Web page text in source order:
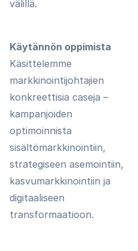
välillä.
Käytännön oppimista
Käsittelemme
markkinointijohtajien
konkreettisia caseja –
kampanjoiden
optimoinnista
sisältömarkkinointiin,
strategiseen asemointiin,
kasvumarkkinointiin ja
digitaaliseen
transformaatioon.